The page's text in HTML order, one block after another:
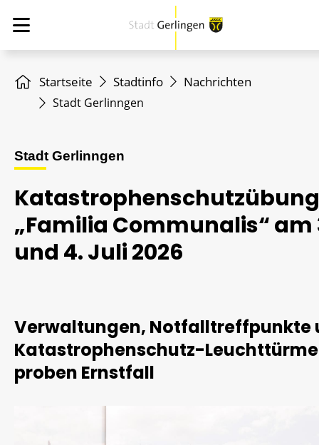
Startseite Stadtinfo Nachrichten
Stadt Gerlinngen
Stadt Gerlinngen
Katastrophenschutzübung
„Familia Communalis“ am
und 4. Juli 2026
Verwaltungen, Notfalltreffpunkte
Katastrophenschutz-Leuchttürme
proben Ernstfall